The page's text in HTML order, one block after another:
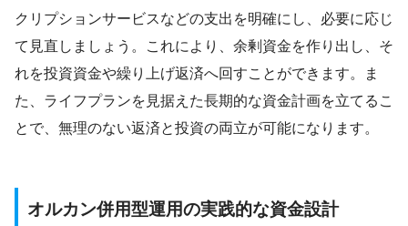
クリプションサービスなどの支出を明確にし、必要に応じ
て見直しましょう。これにより、余剰資金を作り出し、そ
れを投資資金や繰り上げ返済へ回すことができます。ま
た、ライフプランを見据えた長期的な資金計画を立てるこ
とで、無理のない返済と投資の両立が可能になります。
オルカン併用型運用の実践的な資金設計